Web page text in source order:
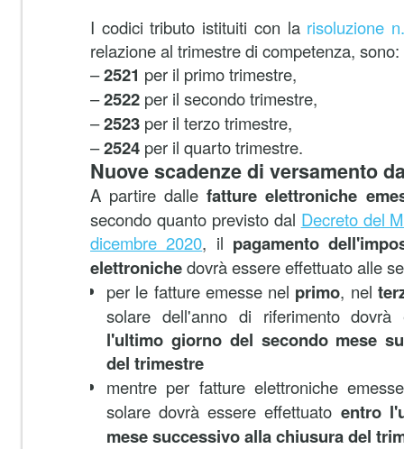
I codici tributo istituiti con la risoluzione
relazione al trimestre di competenza, sono:
–2521 per il primo trimestre,
–2522 per il secondo trimestre,
–2523 per il terzo trimestre,
–2524 per il quarto trimestre.
Nuove scadenze di versamento
A partire dallefatture elettroniche
secondo quanto previsto dal Decreto del
dicembre 2020, il pagamento
elettronichedovrà essere effettuato alle
per le fatture emesse nel primo, nel
solare dell'anno di riferimento
l'ultimo giorno del secondo mese
del trimestre
mentre per fatture elettroniche
solare dovrà essere effettuato entro
mese successivo alla chiusura del